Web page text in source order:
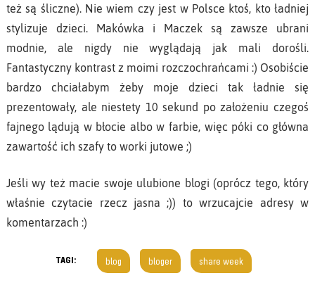
też są śliczne). Nie wiem czy jest w Polsce ktoś, kto ładniej
stylizuje dzieci. Makówka i Maczek są zawsze ubrani
modnie, ale nigdy nie wyglądają jak mali dorośli.
Fantastyczny kontrast z moimi rozczochrańcami :) Osobiście
bardzo chciałabym żeby moje dzieci tak ładnie się
prezentowały, ale niestety 10 sekund po założeniu czegoś
fajnego lądują w błocie albo w farbie, więc póki co główna
zawartość ich szafy to worki jutowe ;)
Jeśli wy też macie swoje ulubione blogi (oprócz tego, który
właśnie czytacie rzecz jasna ;)) to wrzucajcie adresy w
komentarzach :)
TAGI: blog bloger share week